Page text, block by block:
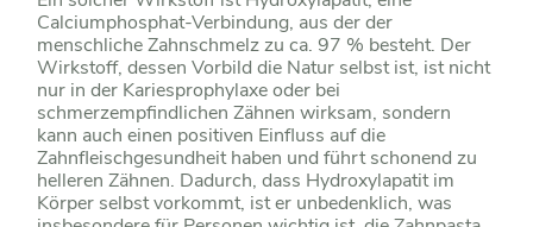
Calciumphosphat-Verbindung, aus der der
menschliche Zahnschmelz zu ca. 97 % besteht. Der
Wirkstoff, dessen Vorbild die Natur selbst ist, ist nicht
nur in der Kariesprophylaxe oder bei
schmerzempfindlichen Zähnen wirksam, sondern
kann auch einen positiven Einfluss auf die
Zahnfleischgesundheit haben und führt schonend zu
helleren Zähnen. Dadurch, dass Hydroxylapatit im
Körper selbst vorkommt, ist er unbedenklich, was